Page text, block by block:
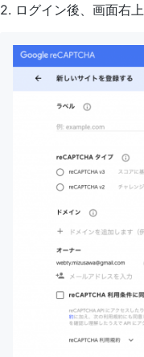
2. ログイン後、画面右